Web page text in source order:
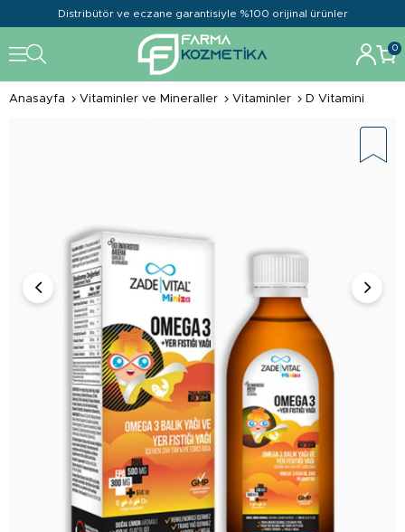
Distribütör ve eczane garantisiyle %100 orijinal ürünler
0
Anasayfa Vitaminler ve Mineraller Vitaminler D Vitamini